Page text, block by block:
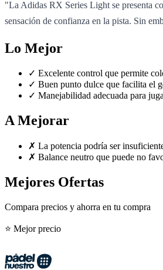
"La Adidas RX Series Light se presenta
sensación de confianza en la pista. Sin
Lo Mejor
✓ Excelente control que permite
✓ Buen punto dulce que facilita el
✓ Manejabilidad adecuada para
A Mejorar
✗ La potencia podría ser
✗ Balance neutro que puede no
Mejores Ofertas
Compara precios y ahorra en tu compra
⭐ Mejor precio